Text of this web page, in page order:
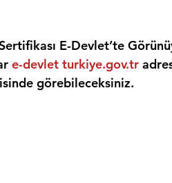
E-Devlet’te
e-devlet turkiye.gov.tr
görebileceksiniz.